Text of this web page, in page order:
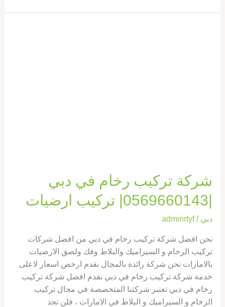
شركة تركيب رخام في دبي
|0569660143| تركيب ارضيات
دبي /
adminrtyf
نحن افضل شركة تركيب رخام في دبي من افضل شركات
تركيب الرخام و السيراميك والبلاط وفك ولصق الارضيات
بالامارات نحن شركة رائدة بالمجال نقدم ارخص اسعار لاعلى
خدمة شركة تركيب رخام في دبي نقدم افضل شركة تركيب
رخام في دبي تعتبر شركتنا المتخصصة في مجال تركيب
الرخام و السيراميك و البلاط في الامارات ، فلن تجد